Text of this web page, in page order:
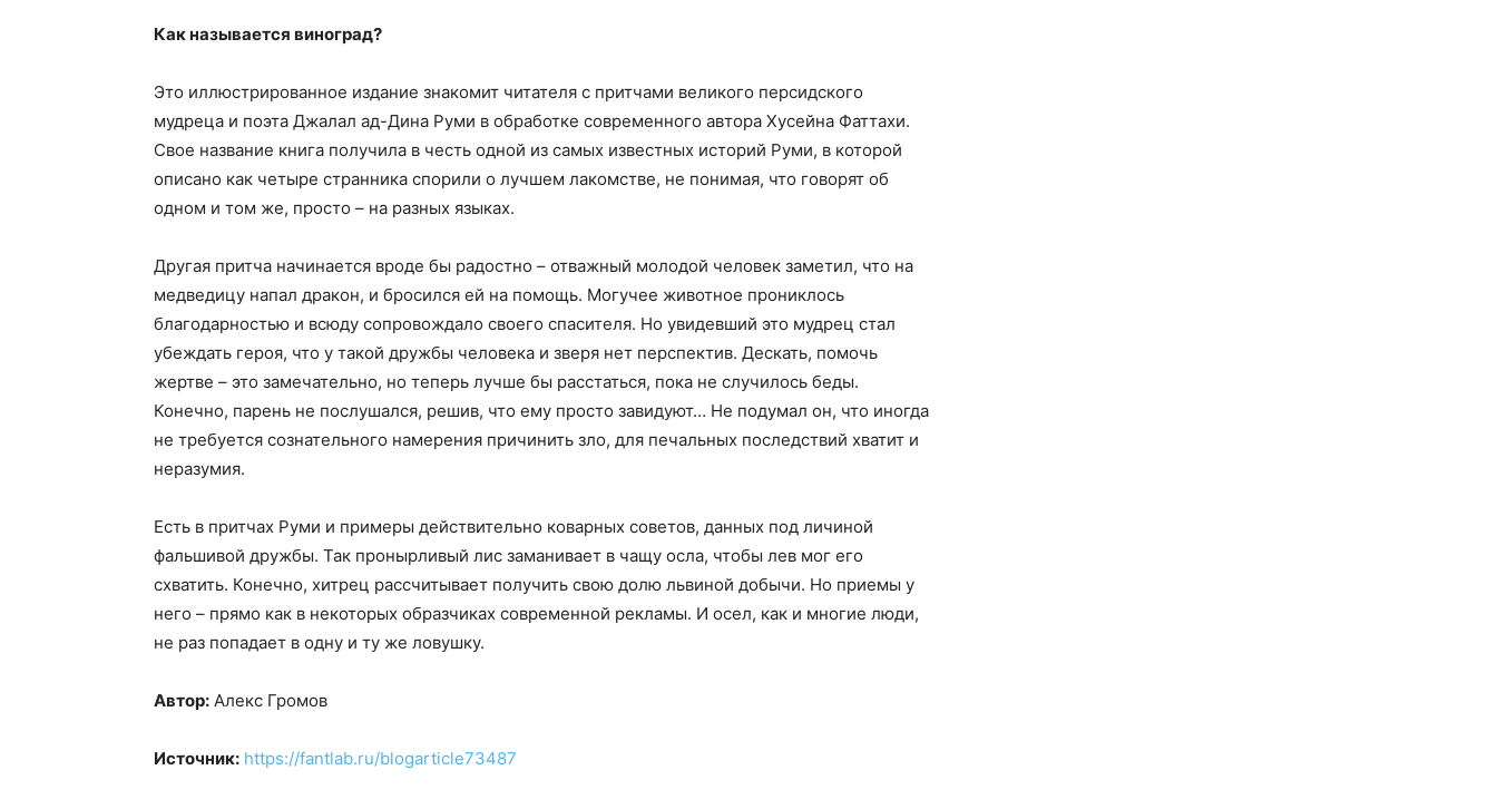
Как называется виноград?
Это иллюстрированное издание знакомит читателя с притчами великого персидского
мудреца и поэта Джалал ад-Дина Руми в обработке современного автора Хусейна Фаттахи.
Свое название книга получила в честь одной из самых известных историй Руми, в которой
описано как четыре странника спорили о лучшем лакомстве, не понимая, что говорят об
одном и том же, просто – на разных языках.
Другая притча начинается вроде бы радостно – отважный молодой человек заметил, что на
медведицу напал дракон, и бросился ей на помощь. Могучее животное прониклось
благодарностью и всюду сопровождало своего спасителя. Но увидевший это мудрец стал
убеждать героя, что у такой дружбы человека и зверя нет перспектив. Дескать, помочь
жертве – это замечательно, но теперь лучше бы расстаться, пока не случилось беды.
Конечно, парень не послушался, решив, что ему просто завидуют… Не подумал он, что иногда
не требуется сознательного намерения причинить зло, для печальных последствий хватит и
неразумия.
Есть в притчах Руми и примеры действительно коварных советов, данных под личиной
фальшивой дружбы. Так пронырливый лис заманивает в чащу осла, чтобы лев мог его
схватить. Конечно, хитрец рассчитывает получить свою долю львиной добычи. Но приемы у
него – прямо как в некоторых образчиках современной рекламы. И осел, как и многие люди,
не раз попадает в одну и ту же ловушку.
Автор: Алекс Громов
Источник: https://fantlab.ru/blogarticle73487